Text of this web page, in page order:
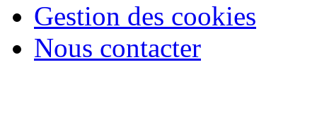
Gestion des cookies
Nous contacter